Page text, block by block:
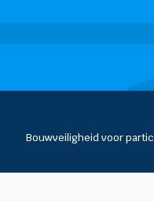
Bouwveiligheid voor